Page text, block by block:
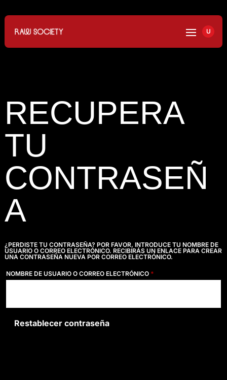
U
RECUPERA
TU
CONTRASEÑ
A
¿PERDISTE TU CONTRASEÑA? POR FAVOR, INTRODUCE TU NOMBRE DE
USUARIO O CORREO ELECTRÓNICO. RECIBIRÁS UN ENLACE PARA CREAR
UNA CONTRASEÑA NUEVA POR CORREO ELECTRÓNICO.
NOMBRE DE USUARIO O CORREO ELECTRÓNICO *OBLIGATORIO
Restablecer contraseña